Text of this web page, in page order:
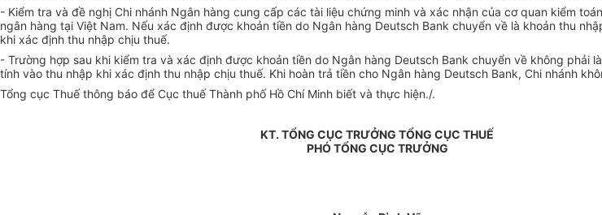
- Kiểm tra và đề nghị Chi nhánh Ngân hàng cung cấp các tài liệu chứng minh và xác nhận của cơ quan kiểm
ngân hàng tại Việt Nam. Nếu xác định được khoản tiền do Ngân hàng Deutsch Bank chuyển về là khoản thu
khi xác định thu nhập chịu thuế.
- Trường hợp sau khi kiểm tra và xác định được khoản tiền do Ngân hàng Deutsch Bank chuyển về không
tính vào thu nhập khi xác định thu nhập chịu thuế. Khi hoàn trả tiền cho Ngân hàng Deutsch Bank, Chi nhánh
Tổng cục Thuế thông báo để Cục thuế Thành phố Hồ Chí Minh biết và thực hiện./.
KT. TỔNG CỤC TRƯỞNG TỔNG CỤC THUẾ
PHÓ TỔNG CỤC TRƯỞNG